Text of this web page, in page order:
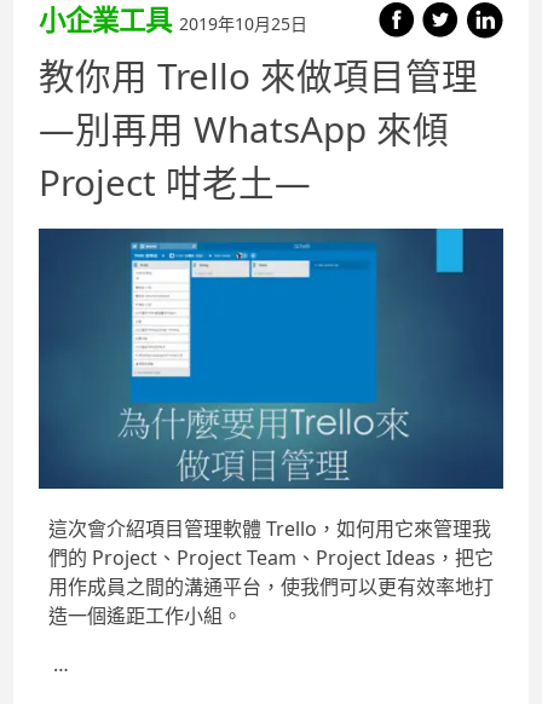
小企業工具 2019年10月25日
教你用 Trello 來做項目管理
—別再用 WhatsApp 來傾
Project 咁老土—
這次會介紹項目管理軟體 Trello，如何用它來管理我
們的 Project、Project Team、Project Ideas，把它
用作成員之間的溝通平台，使我們可以更有效率地打
造一個遙距工作小組。
…